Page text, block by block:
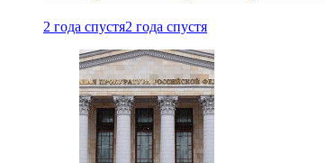
2 года спустя2 года спустя